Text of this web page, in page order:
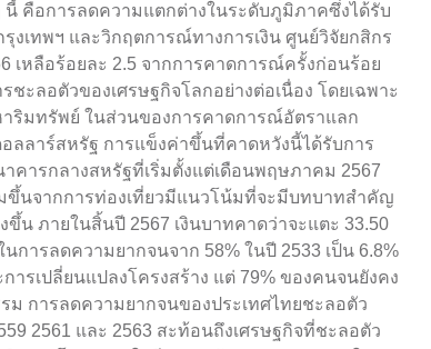
คือการลดความแตกต่างในระดับภูมิภาคซึ่งได้รับ
งเทพฯ และวิกฤตการณ์ทางการเงิน ศูนย์วิจัยกสิกร
เหลือร้อยละ 2.5 จากการคาดการณ์ครั้งก่อนร้อย
ะลอตัวของเศรษฐกิจโลกอย่างต่อเนื่อง โดยเฉพาะ
ริมทรัพย์ ในส่วนของการคาดการณ์อัตราแลก
ลลาร์สหรัฐ การแข็งค่าขึ้นที่คาดหวังนี้ได้รับการ
คารกลางสหรัฐที่เริ่มตั้งแต่เดือนพฤษภาคม 2567
ขึ้นจากการท่องเที่ยวมีแนวโน้มที่จะมีบทบาทสำคัญ
น ภายในสิ้นปี 2567 เงินบาทคาดว่าจะแตะ 33.50
ารลดความยากจนจาก 58% ในปี 2533 เป็น 6.8%
ารเปลี่ยนแปลงโครงสร้าง แต่ 79% ของคนจนยังคง
การลดความยากจนของประเทศไทยชะลอตัว
2561 และ 2563 สะท้อนถึงเศรษฐกิจที่ชะลอตัว